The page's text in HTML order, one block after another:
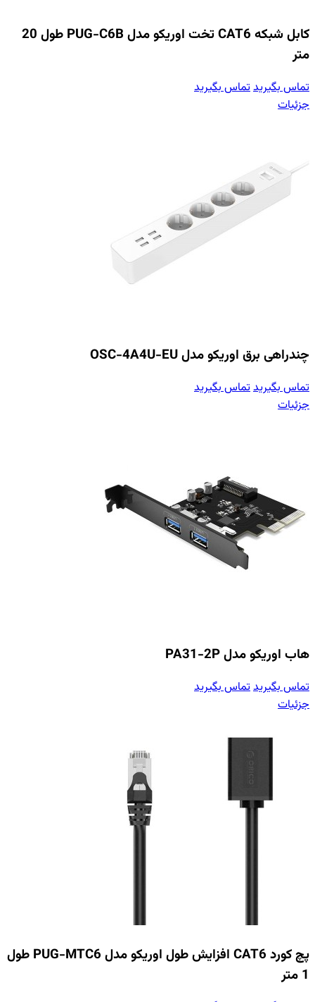
کابل شبکه CAT6 تخت اوریکو مدل PUG-C6B طول 20
متر
تماس بگیریدتماس بگیرید
جزئیات
چندراهی برق اوریکو مدل OSC-4A4U-EU
تماس بگیریدتماس بگیرید
جزئیات
هاب اوریکو مدل PA31-2P
تماس بگیریدتماس بگیرید
جزئیات
پچ کورد CAT6 افزایش طول اوریکو مدل PUG-MTC6 طول
1 متر